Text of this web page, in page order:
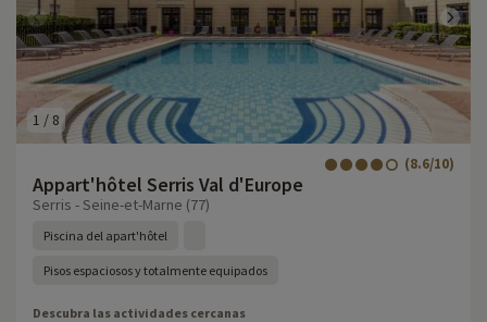
1 / 8
Appart'hôtel Serris Val d'Europe
(8.6/10)
Serris - Seine-et-Marne (77)
Piscina del apart'hôtel
Pisos espaciosos y totalmente equipados
Descubra las actividades cercanas